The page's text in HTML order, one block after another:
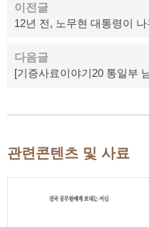
이전글
12년 전, 노무현 대통령이
다음글
[기증사료이야기20 통일부
관련콘텐츠 및 사료